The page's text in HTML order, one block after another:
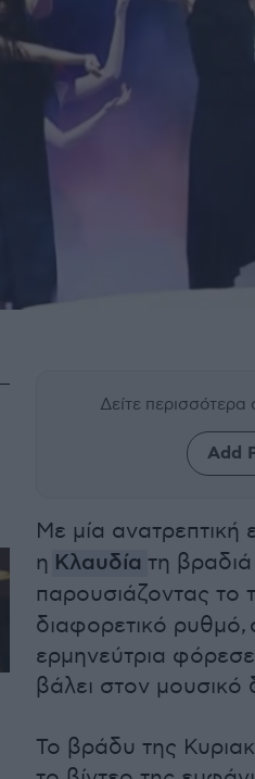
Δείτε
Add
Με μία ανατρεπτική
η Κλαυδία τη
παρουσιάζοντας το
διαφορετικό ρυθμό,
ερμηνεύτρια
βάλει στον μουσικό
Το βράδυ της